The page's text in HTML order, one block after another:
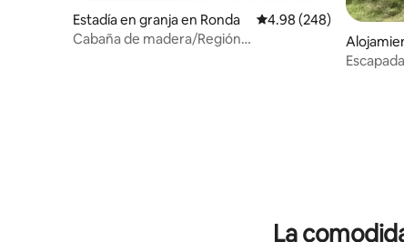
Estadía en granja en Ronda Calificación promedio:
4.98 (248)
Cabaña de madera/Región
La